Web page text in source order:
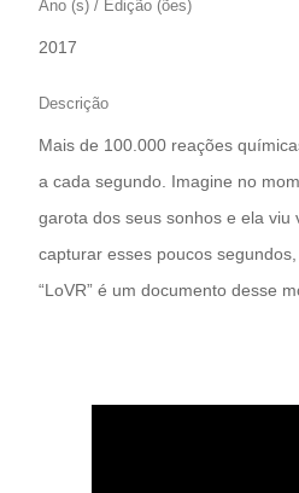
Ano (s) / Edição (ões)
2017
Descrição
Mais de 100.000 reações
a cada segundo. Imagine no
garota dos seus sonhos e ela viu
capturar esses poucos
“LoVR” é um documento desse